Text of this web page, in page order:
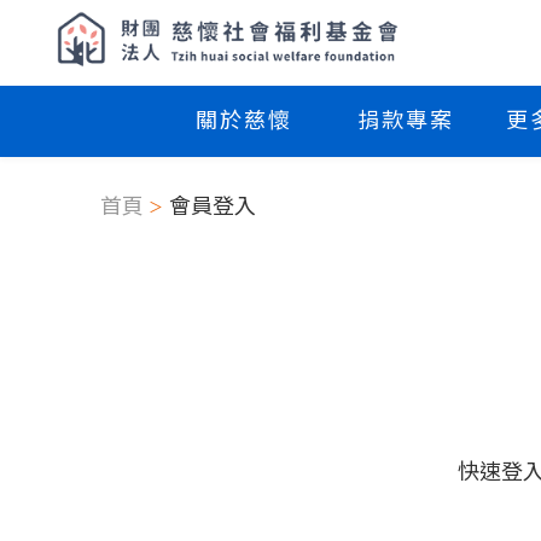
關於慈懷 捐款專案 更
首頁 會員登入
快速登